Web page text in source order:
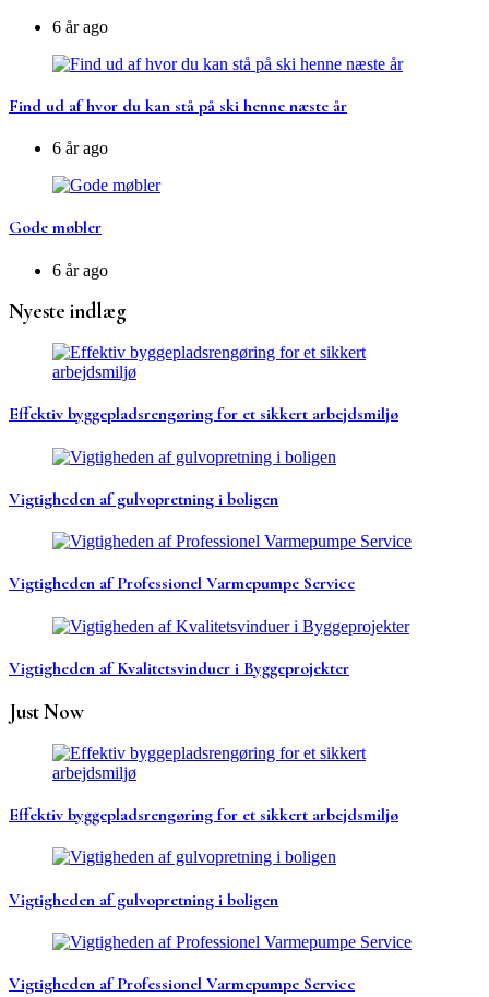
6 år ago
Find ud af hvor du kan stå på ski henne næste år
6 år ago
Gode møbler
6 år ago
Nyeste indlæg
Effektiv byggepladsrengøring for et sikkert arbejdsmiljø
Vigtigheden af gulvopretning i boligen
Vigtigheden af Professionel Varmepumpe Service
Vigtigheden af Kvalitetsvinduer i Byggeprojekter
Just Now
Effektiv byggepladsrengøring for et sikkert arbejdsmiljø
Vigtigheden af gulvopretning i boligen
Vigtigheden af Professionel Varmepumpe Service